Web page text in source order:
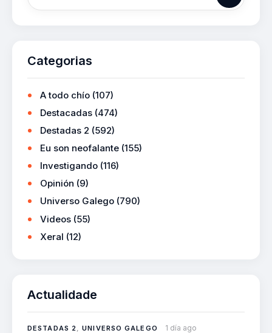
Categorias
A todo chío (107)
Destacadas (474)
Destadas 2 (592)
Eu son neofalante (155)
Investigando (116)
Opinión (9)
Universo Galego (790)
Videos (55)
Xeral (12)
Actualidade
DESTADAS 2 ,UNIVERSO GALEGO 1 día ago